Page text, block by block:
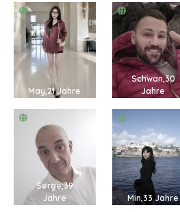
May,21 Jahre
Schwan,30
Jahre
Serge,39
Jahre
Min,33 Jahre